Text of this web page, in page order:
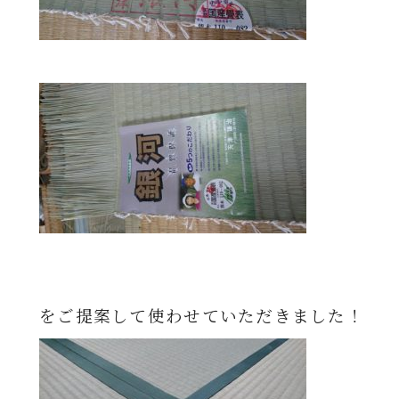
をご提案して使わせていただきました！